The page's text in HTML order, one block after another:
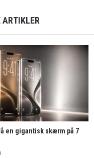
ARTIKLER
en gigantisk skærm på 7